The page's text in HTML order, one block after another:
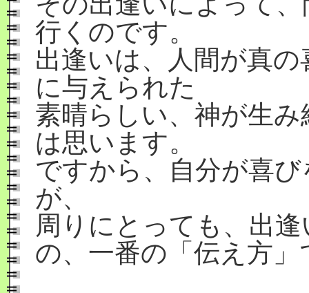
行くのです。
出逢いは、人間が真
に与えられた
素晴らしい、神が生
は思います。
ですから、自分が喜
が、
周りにとっても、出
の、一番の「伝え方